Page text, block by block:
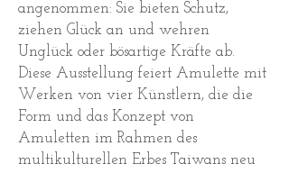
angenommen: Sie bieten Schutz,
ziehen Glück an und wehren
Unglück oder bösartige Kräfte ab.
Diese Ausstellung feiert Amulette mit
Werken von vier Künstlern, die die
Form und das Konzept von
Amuletten im Rahmen des
multikulturellen Erbes Taiwans neu